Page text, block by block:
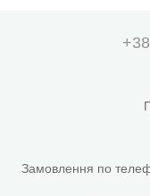
Замовлення по